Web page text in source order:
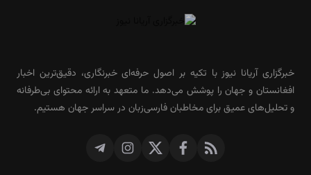
خبرگزاری آریانا نیوز با تکیه بر اصول حرفه‌ای خبرنگاری، دقیق‌ترین اخبار
افغانستان و جهان را پوشش می‌دهد. ما متعهد به ارائه محتوای بی‌طرفانه
و تحلیل‌های عمیق برای مخاطبان فارسی‌زبان در سراسر جهان هستیم.